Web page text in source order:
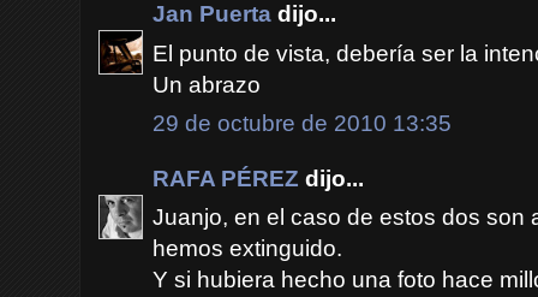
Jan Puerta dijo...
El punto de vista, debería ser la
Un abrazo
29 de octubre de 2010 13:35
RAFA PÉREZ dijo...
Juanjo, en el caso de estos dos son
hemos extinguido.
Y si hubiera hecho una foto hace